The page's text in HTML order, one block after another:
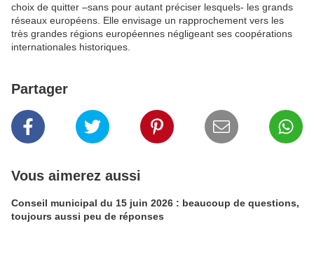
choix de quitter –sans pour autant préciser lesquels- les grands
réseaux européens. Elle envisage un rapprochement vers les
très grandes régions européennes négligeant ses coopérations
internationales historiques.
Partager
Vous aimerez aussi
Conseil municipal du 15 juin 2026 : beaucoup de questions,
toujours aussi peu de réponses